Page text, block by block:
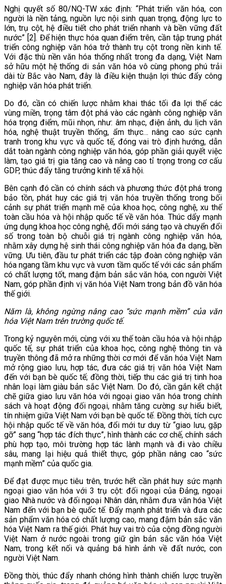
Nghị quyết số 80/NQ-TW xác định: “Phát triển văn hóa, con
người là nền tảng, nguồn lực nội sinh quan trọng, động lực to
lớn, trụ cột, hệ điều tiết cho phát triển nhanh và bền vững đất
nước” [2]. Để hiện thực hóa quan điểm trên, cần tập trung phát
triển công nghiệp văn hóa trở thành trụ cột trong nền kinh tế.
Với đặc thù nền văn hóa thống nhất trong đa dạng, Việt Nam
sở hữu một hệ thống di sản văn hóa vô cùng phong phú trải
dài từ Bắc vào Nam, đây là điều kiện thuận lợi thúc đẩy công
nghiệp văn hóa phát triển.
Do đó, cần có chiến lược nhằm khai thác tối đa lợi thế các
vùng miền, trọng tâm đột phá vào các ngành công nghiệp văn
hóa trọng điểm,mũi nhọn, như: âm nhạc, điện ảnh, du lịch văn
hóa, nghệ thuật truyền thống, ẩm thực… nâng cao sức cạnh
tranh trong khu vực và quốc tế, đóng vai trò định hướng, dẫn
dắt toàn ngành công nghiệp văn hóa, góp phần giải quyết việc
làm, tạo giá trị gia tăng cao và nâng cao tỉ trọng trong cơ cấu
GDP, thúc đẩy tăng trưởng kinh tế xã hội.
Bên cạnh đó cần có chính sách và phương thức đột phá trong
bảo tồn, phát huy các giá trị văn hóa truyền thống trong bối
cảnh sự phát triển mạnh mẽ của khoa học, công nghệ, xu thế
toàn cầu hóa và hội nhập quốc tế về văn hóa. Thúc dẩy mạnh
ứng dụng khoa học công nghệ, đổi mới sáng tạo và chuyển đổi
số trong toàn bộ chuỗi giá trị ngành công nghiệp văn hóa,
nhằm xây dựng hệ sinh thái công nghiệp văn hóa đa dạng, bền
vững. Ưu tiên, đầu tư phát triển các tập đoàn công nghiệp văn
hóa ngang tầm khu vực và vươn tầm quốc tế với các sản phẩm
có chất lượng tốt, mang đậm bản sắc văn hóa, con người Việt
Nam, góp phần định vị văn hóa Việt Nam trong bản đồ văn hóa
thế giới.
Năm là, không ngừng nâng cao “sức mạnh mềm” của văn
hóa Việt Nam trên trường quốc tế.
Trong kỷ nguyên mới, cùng với xu thế toàn cầu hóa và hội nhập
quốc tế, sự phát triển của khoa học, công nghệ thông tin và
truyền thông đã mở ra những thời cơ mới để văn hóa Việt Nam
mở rộng giao lưu, hợp tác, đưa các giá trị văn hóa Việt Nam
đến với bạn bè quốc tế; đồng thời, tiếp thu các giá trị tinh hoa
nhân loại làm giàu bản sắc Việt Nam. Do đó, cần gắn kết chặt
chẽ giữa giao lưu văn hóa với ngoại giao văn hóa trong chính
sách và hoạt động đối ngoại, nhằm tăng cường sự hiểu biết,
tín nhiệm giữa Việt Nam với bạn bè quốc tế. Đồng thời, tích cực
hội nhập quốc tế về văn hóa, đổi mới tư duy từ “giao lưu, gặp
gỡ” sang “hợp tác đích thực”,hình thành các cơ chế, chính sách
phù hợp tạo, môi trường hợp tác lành mạnh và đi vào chiều
sâu, mang lại hiệu quả thiết thực, góp phần nâng cao “sức
mạnh mềm” của quốc gia.
Để đạt được mục tiêu trên, trước hết cần phát huy sức mạnh
ngoại giao văn hóa với 3 trụ cột: đối ngoại của Đảng, ngoại
giao Nhà nước và đối ngoại Nhân dân, nhằm đưa văn hóa Việt
Nam đến với bạn bè quốc tế. Đẩy mạnh phát triển và đưa các
sản phẩm văn hóa có chất lượng cao, mang đậm bản sắc văn
hóa Việt Nam ra thế giới. Phát huy vai trò của cộng đồng người
Việt Nam ở nước ngoài trong giữ gìn bản sắc văn hóa Việt
Nam, trong kết nối và quảng bá hình ảnh về đất nước, con
người Việt Nam.
Đồng thời, thúc đẩy nhanh chóng hình thành chiến lược truyền